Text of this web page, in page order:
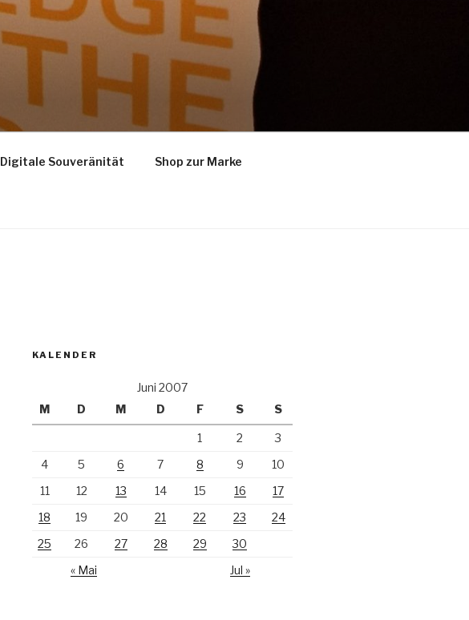
Digitale Souveränität Shop zur Marke
KALENDER
Juni 2007
M
D M D F S S
1 2
3
4
5 6 7 8 9
10
11
12 13 14 15 16
17
18
19 20 21 22 23
24
25
26 27 28 29
30
« Mai
Jul »